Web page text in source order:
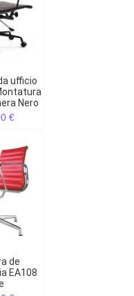
Nero
€
EA108